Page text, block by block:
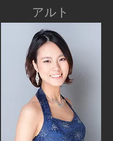
アルト